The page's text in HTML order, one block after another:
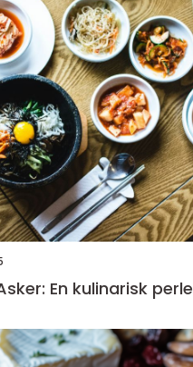
En kulinarisk perle